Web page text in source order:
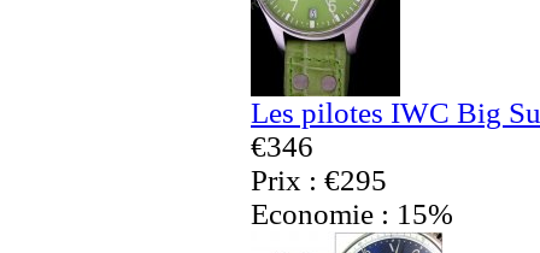
Les pilotes IWC Big
€346
Prix : €295
Economie : 15%